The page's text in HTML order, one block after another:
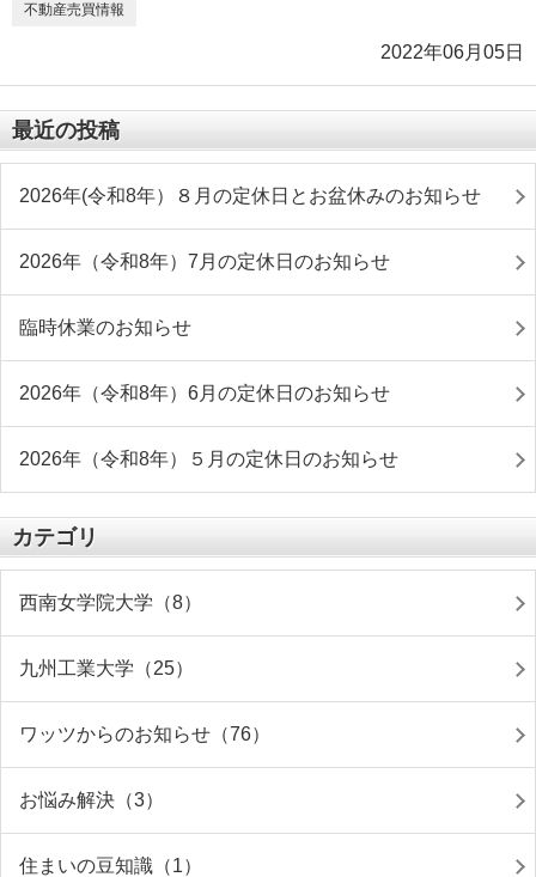
不動産売買情報
2022年06月05日
最近の投稿
2026年(令和8年）８月の定休日とお盆休みのお知らせ
2026年（令和8年）7月の定休日のお知らせ
臨時休業のお知らせ
2026年（令和8年）6月の定休日のお知らせ
2026年（令和8年）５月の定休日のお知らせ
カテゴリ
西南女学院大学（8）
九州工業大学（25）
ワッツからのお知らせ（76）
お悩み解決（3）
住まいの豆知識（1）